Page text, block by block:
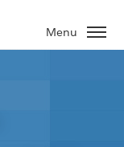
Menu